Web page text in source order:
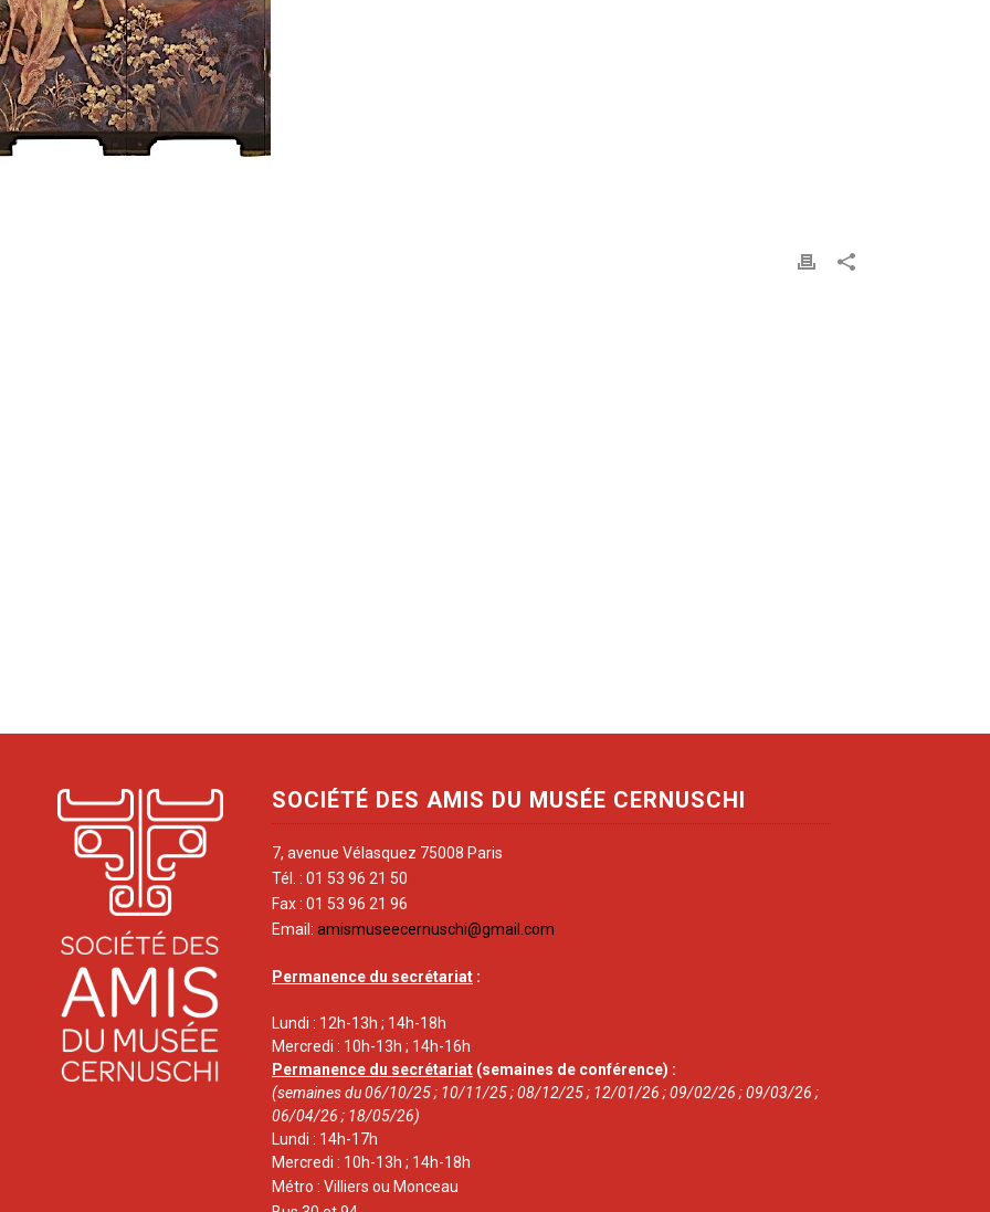
SOCIÉTÉ DES AMIS DU MUSÉE CERNUSCHI
7, avenue Vélasquez 75008 Paris
Tél. : 01 53 96 21 50
Fax : 01 53 96 21 96
Email: amismuseecernuschi@gmail.com
Permanence du secrétariat :
Lundi : 12h-13h ; 14h-18h
Mercredi : 10h-13h ; 14h-16h
Permanence du secrétariat (semaines de conférence) :
(semaines du 06/10/25 ; 10/11/25 ; 08/12/25 ; 12/01/26 ; 09/02/26 ; 09/03/26 ;
06/04/26 ; 18/05/26)
Lundi : 14h-17h
Mercredi : 10h-13h ; 14h-18h
Métro : Villiers ou Monceau